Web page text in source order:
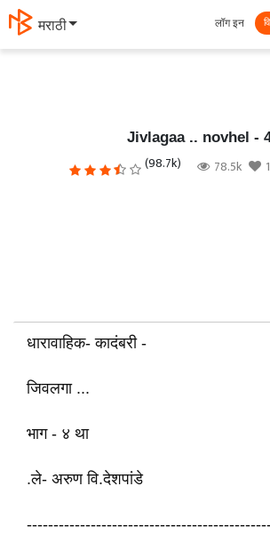
मराठी लॉग इन
Jivlagaa .. novhel -
(98.7k) 78.5k 1
धारावाहिक- कादंबरी -
जिवलगा ...
भाग - ४ था
.ले- अरुण वि.देशपांडे